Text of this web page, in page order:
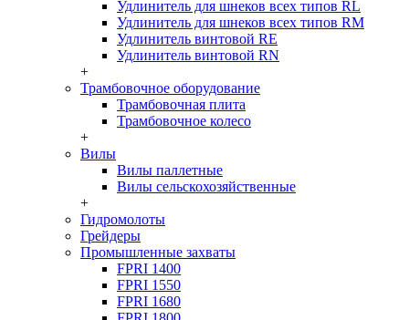
Удлинитель для шнеков всех типов RL
Удлинитель для шнеков всех типов RM
Удлинитель винтовой RE
Удлинитель винтовой RN
+
Трамбовочное оборудование
Трамбовочная плита
Трамбовочное колесо
+
Вилы
Вилы паллетные
Вилы сельскохозяйственные
+
Гидромолоты
Грейдеры
Промышленные захваты
FPRI 1400
FPRI 1550
FPRI 1680